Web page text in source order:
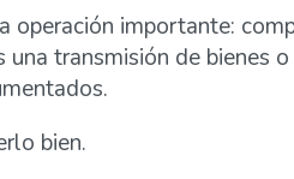
operación importante:
transmisión de bienes
bien.